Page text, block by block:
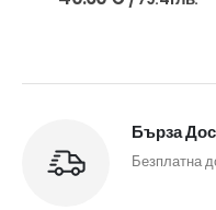
Бърза
Безплатна